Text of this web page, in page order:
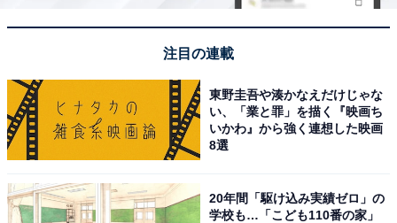
注目の連載
東野圭吾や湊かなえだけじゃな
い、「業と罪」を描く『映画ち
いかわ』から強く連想した映画
8選
20年間「駆け込み実績ゼロ」の
学校も…「こども110番の家」